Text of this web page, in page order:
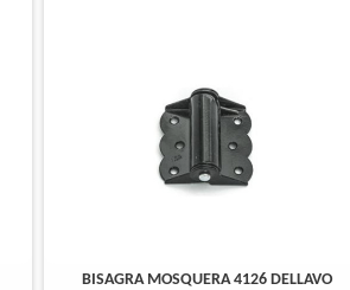
BISAGRA MOSQUERA 4126 DELLAVO